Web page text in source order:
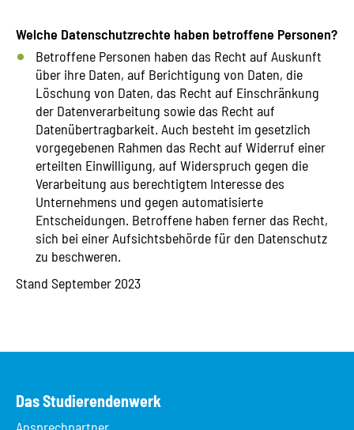
Welche Datenschutzrechte haben betroffene Personen?
Betroffene Personen haben das Recht auf Auskunft
über ihre Daten, auf Berichtigung von Daten, die
Löschung von Daten, das Recht auf Einschränkung
der Datenverarbeitung sowie das Recht auf
Datenübertragbarkeit. Auch besteht im gesetzlich
vorgegebenen Rahmen das Recht auf Widerruf einer
erteilten Einwilligung, auf Widerspruch gegen die
Verarbeitung aus berechtigtem Interesse des
Unternehmens und gegen automatisierte
Entscheidungen. Betroffene haben ferner das Recht,
sich bei einer Aufsichtsbehörde für den Datenschutz
zu beschweren.
Stand September 2023
Das Studierendenwerk
Ansprechpartner